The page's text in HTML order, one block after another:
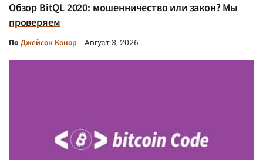
Обзор BitQL 2020: мошенничество или закон? Мы
проверяем
По Джейсон Конор Август 3, 2026